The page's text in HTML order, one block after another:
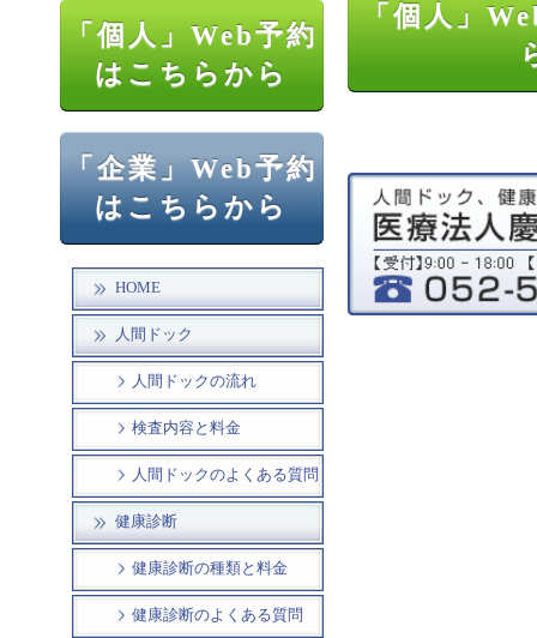
「個人」Web予約
はこちらから
「企業」Web予約
はこちらから
HOME
人間ドック
人間ドックの流れ
検査内容と料金
人間ドックのよくある質問
健康診断
健康診断の種類と料金
健康診断のよくある質問
「個人」